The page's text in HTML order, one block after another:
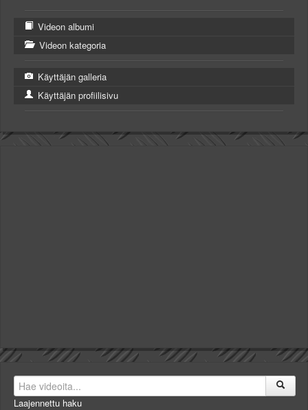
Videon albumi
Videon kategoria
Käyttäjän galleria
Käyttäjän profiilisivu
Laajennettu haku